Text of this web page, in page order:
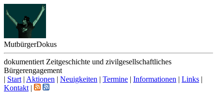
MutbürgerDokus
dokumentiert Zeitgeschichte und zivilgesellschaftliches
Bürgerengagement
| Start | Aktionen | Neuigkeiten | Termine | Informationen | Links |
Kontakt |